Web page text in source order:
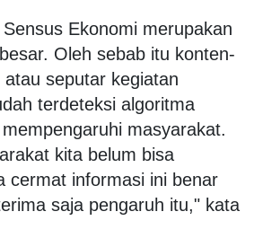
Ekonomi merupakan
Oleh sebab itu konten-
atau seputar kegiatan
terdeteksi algoritma
masyarakat.
kita belum bisa
cermat informasi ini benar
saja pengaruh itu," kata